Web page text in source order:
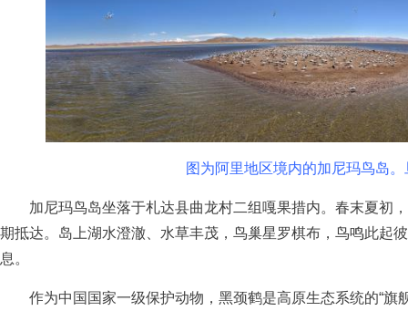
图为阿里地区境内的加尼玛鸟岛。
加尼玛鸟岛坐落于札达县曲龙村二组嘎果措内。春末夏初
期抵达。岛上湖水澄澈、水草丰茂，鸟巢星罗棋布，鸟鸣此起
息。
作为中国国家一级保护动物，黑颈鹤是高原生态系统的“旗